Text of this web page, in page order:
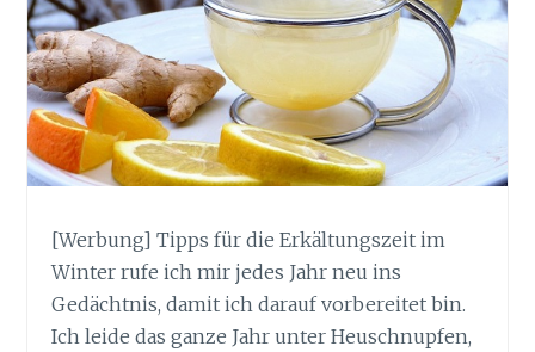
[Werbung] Tipps für die Erkältungszeit im
Winter rufe ich mir jedes Jahr neu ins
Gedächtnis, damit ich darauf vorbereitet bin.
Ich leide das ganze Jahr unter Heuschnupfen,